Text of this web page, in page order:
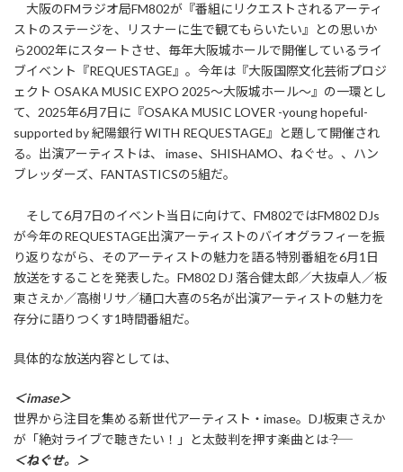
大阪のFMラジオ局FM802が『番組にリクエストされるアーティ
ストのステージを、リスナーに生で観てもらいたい』との思いか
ら2002年にスタートさせ、毎年大阪城ホールで開催しているライ
ブイベント『REQUESTAGE』。今年は『大阪国際文化芸術プロジ
ェクト OSAKA MUSIC EXPO 2025～大阪城ホール～』の一環とし
て、2025年6月7日に『OSAKA MUSIC LOVER -young hopeful-
supported by 紀陽銀行 WITH REQUESTAGE』と題して開催され
る。出演アーティストは、 imase、SHISHAMO、ねぐせ。、ハン
ブレッダーズ、FANTASTICSの5組だ。
そして6月7日のイベント当日に向けて、FM802ではFM802 DJs
が今年のREQUESTAGE出演アーティストのバイオグラフィーを振
り返りながら、そのアーティストの魅力を語る特別番組を6月1日
放送をすることを発表した。FM802 DJ 落合健太郎／大抜卓人／板
東さえか／高樹リサ／樋口大喜の5名が出演アーティストの魅力を
存分に語りつくす1時間番組だ。
具体的な放送内容としては、
＜imase＞
世界から注目を集める新世代アーティスト・imase。DJ板東さえか
が「絶対ライブで聴きたい！」と太鼓判を押す楽曲とは――？
＜ねぐせ。＞